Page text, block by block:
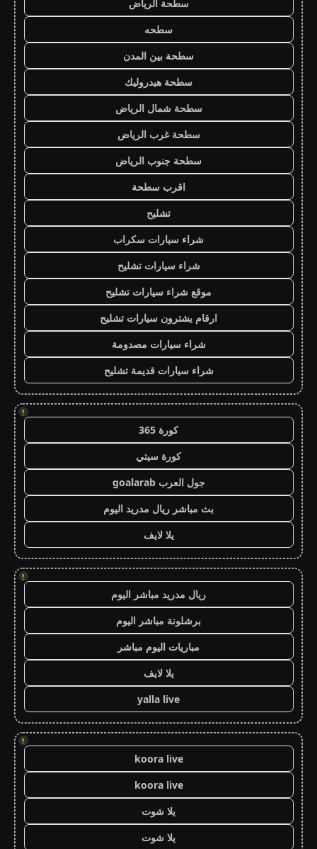
سطحة الرياض
سطحه
سطحة بين المدن
سطحة هيدروليك
سطحة شمال الرياض
سطحة غرب الرياض
سطحة جنوب الرياض
اقرب سطحة
تشليح
شراء سيارات سكراب
شراء سيارات تشليح
موقع شراء سيارات تشليح
ارقام يشترون سيارات تشليح
شراء سيارات مصدومة
شراء سيارات قديمة تشليح
!
كورة 365
كورة سيتي
جول العرب goalarab
بث مباشر ريال مدريد اليوم
يلا لايف
!
ريال مدريد مباشر اليوم
برشلونة مباشر اليوم
مباريات اليوم مباشر
يلا لايف
yalla live
!
koora live
koora live
يلا شوت
يلا شوت